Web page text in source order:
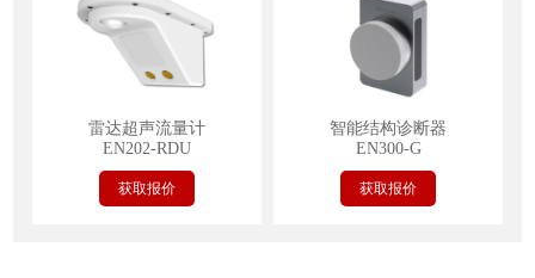
雷达超声流量计
EN202-RDU
获取报价
智能结构诊断器
EN300-G
获取报价